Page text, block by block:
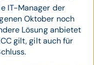
IT-Manager der
Oktober noch
Lösung anbietet
gilt, gilt auch für